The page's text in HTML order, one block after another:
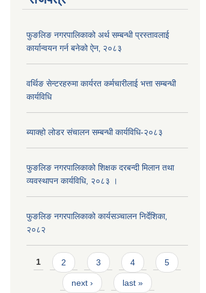
फुङलिङ नगरपालिकाको अर्थ सम्बन्धी प्रस्तावलाई
कार्यान्वयन गर्न बनेको ऐन‚ २०८३
वर्थिङ सेन्टरहरुमा कार्यरत कर्मचारीलाई भत्ता सम्बन्धी
कार्यविधि
ब्याक्हो लोडर संचालन सम्बन्धी कार्यविधि-२०८३
फुङलिङ नगरपालिकाको शिक्षक दरबन्दी मिलान तथा
व्यवस्थापन कार्यविधि, २०८३ ।
फुङलिङ नगरपालिकाको कार्यसञ्चालन निर्देशिका‚
२०८२
Pages
1 2 3 4 5
next › last »